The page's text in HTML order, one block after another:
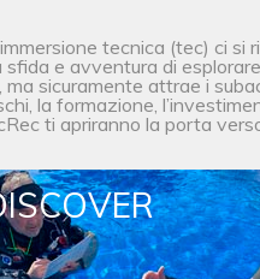
tecnica (tec) ci si
e avventura di
sicuramente attrae i
la formazione,
ti apriranno la porta